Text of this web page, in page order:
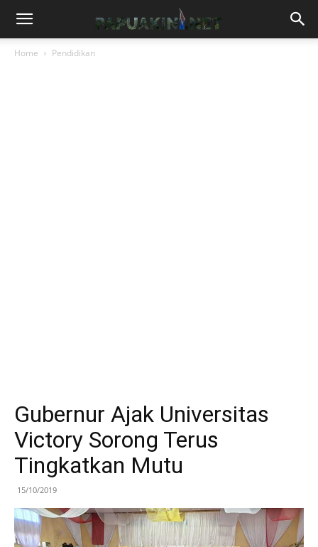
Home Pendidikan
Gubernur Ajak Universitas
Victory Sorong Terus
Tingkatkan Mutu
15/10/2019